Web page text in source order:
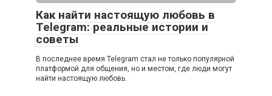
Как найти настоящую любовь в
Telegram: реальные истории и
советы
В последнее время Telegram стал не только популярной
платформой для общения, но и местом, где люди могут
найти настоящую любовь.